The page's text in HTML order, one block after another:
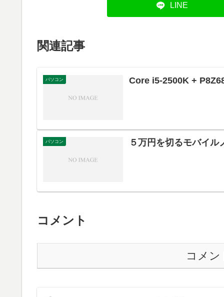
LINE
関連記事
パソコン Core i5-2500K +
パソコン ５万円を切るモバイル
コメント
コメン